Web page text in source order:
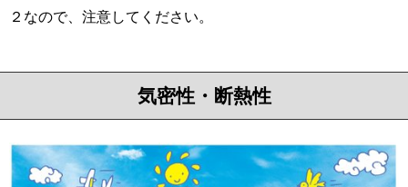
２なので、注意してください。
気密性・断熱性